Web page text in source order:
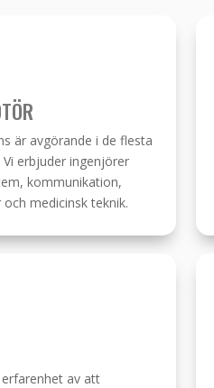
är avgörande i de flesta
erbjuder ingenjörer
kommunikation,
medicinsk teknik.
av att